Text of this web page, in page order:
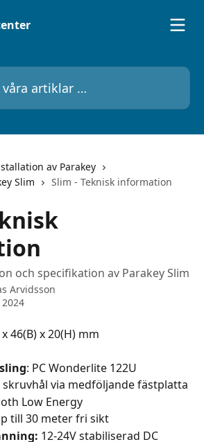
…
av Parakey
Slim
Slim - Teknisk information
och specifikation av Parakey Slim
Arvidsson
46(B) x 20(H) mm
: PC Wonderlite 122U
skruvhål via medföljande fästplatta
Low Energy
till 30 meter fri sikt
12-24V stabiliserad DC